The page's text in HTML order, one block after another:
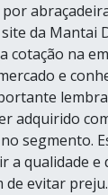
da Mantai
cotação na
e
adquirido
segmento.
a qualidade e
de evitar